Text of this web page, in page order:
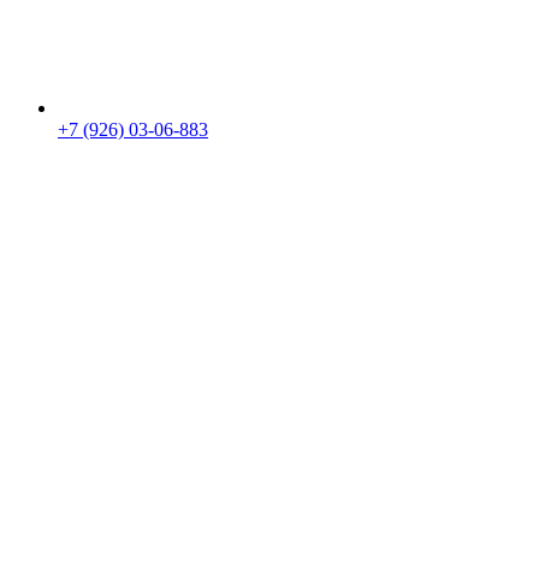
+7 (926) 03-06-883